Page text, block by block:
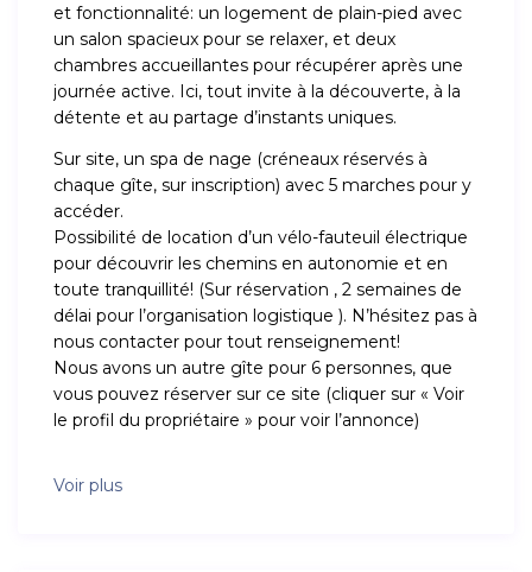
et fonctionnalité: un logement de plain-pied avec
un salon spacieux pour se relaxer, et deux
chambres accueillantes pour récupérer après une
journée active. Ici, tout invite à la découverte, à la
détente et au partage d’instants uniques.
Sur site, un spa de nage (créneaux réservés à
chaque gîte, sur inscription) avec 5 marches pour y
accéder.
Possibilité de location d’un vélo-fauteuil électrique
pour découvrir les chemins en autonomie et en
toute tranquillité! (Sur réservation , 2 semaines de
délai pour l’organisation logistique ). N’hésitez pas à
nous contacter pour tout renseignement!
Nous avons un autre gîte pour 6 personnes, que
vous pouvez réserver sur ce site (cliquer sur « Voir
le profil du propriétaire » pour voir l’annonce)
Voir plus